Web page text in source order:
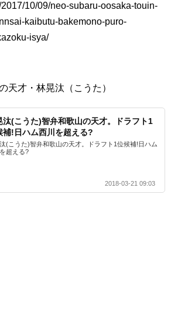
10/09/neo-subaru-oosaka-touin-
kaibutu-bakemono-puro-
isya/
天才・林晃汰（こうた）
汰(こうた)智弁和歌山の天才。ドラフト1
補!日ハム西川を超える?
(こうた)智弁和歌山の天才。ドラフト1位候補!日ハム
超える?
2018-03-21 09:03